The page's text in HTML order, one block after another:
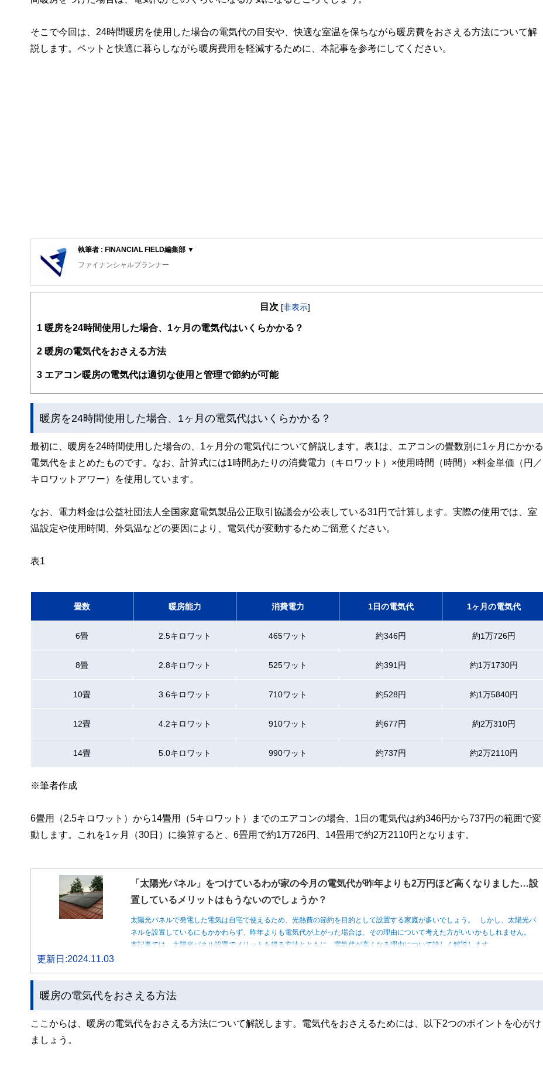
そこで今回は、24時間暖房を使用した場合の電気代の目安や、快適な室温を保ちながら暖房費をおさえる方法について解
説します。ペットと快適に暮らしながら暖房費用を軽減するために、本記事を参考にしてください。
執筆者 : FINANCIAL FIELD編集部 ▼
ファイナンシャルプランナー
FinancialField編集部は、金融、経済に関する記事を、日々の暮らしにどのような影響を与えるかという視点で、お金の知識がない方でも理解でき
案から記事掲載まですべての工程に関わることで、読者目線のコンテンツを追求しています。
FinancialFieldの特徴は、ファイナンシャルプランナー、弁護士、税理士、宅地建物取引士、相続診断士、住宅ローンアドバイザー、DCプランナ
ー、公認会計士、社会保険労務士、行政書士、投資アナリスト、キャリアコンサルタントなど150名以上の有資格者を執筆者・監修者として迎
私たちは、快適でより良い生活のアイデアを提供するお金のコンシェルジュを目指します。
目次 [非表示]
1 暖房を24時間使用した場合、1ヶ月の電気代はいくらかかる？
2 暖房の電気代をおさえる方法
3 エアコン暖房の電気代は適切な使用と管理で節約が可能
暖房を24時間使用した場合、1ヶ月の電気代はいくらかかる？
最初に、暖房を24時間使用した場合の、1ヶ月分の電気代について解説します。表1は、エアコンの畳数別に1ヶ月にかかる
電気代をまとめたものです。なお、計算式には1時間あたりの消費電力（キロワット）×使用時間（時間）×料金単価（円／
キロワットアワー）を使用しています。
なお、電力料金は公益社団法人全国家庭電気製品公正取引協議会が公表している31円で計算します。実際の使用では、室
温設定や使用時間、外気温などの要因により、電気代が変動するためご留意ください。
表1
畳数 暖房能力 消費電力 1日の電気代 1ヶ月の電気代
6畳 2.5キロワット 465ワット 約346円 約1万726円
8畳 2.8キロワット 525ワット 約391円 約1万1730円
10畳 3.6キロワット 710ワット 約528円 約1万5840円
12畳 4.2キロワット 910ワット 約677円 約2万310円
14畳 5.0キロワット 990ワット 約737円 約2万2110円
※筆者作成
6畳用（2.5キロワット）から14畳用（5キロワット）までのエアコンの場合、1日の電気代は約346円から737円の範囲で変
動します。これを1ヶ月（30日）に換算すると、6畳用で約1万726円、14畳用で約2万2110円となります。
「太陽光パネル」をつけているわが家の今月の電気代が昨年よりも2万円ほど高くなりました…設
置しているメリットはもうないのでしょうか？
太陽光パネルで発電した電気は自宅で使えるため、光熱費の節約を目的として設置する家庭が多いでしょう。 しかし、太陽光パ
ネルを設置しているにもかかわらず、昨年よりも電気代が上がった場合は、その理由について考えた方がいいかもしれません。
本記事では、太陽光パネル設置でメリットを得る方法とともに、電気代が高くなる理由について詳しく解説します。
更新日:2024.11.03
暖房の電気代をおさえる方法
ここからは、暖房の電気代をおさえる方法について解説します。電気代をおさえるためには、以下2つのポイントを心がけ
ましょう。